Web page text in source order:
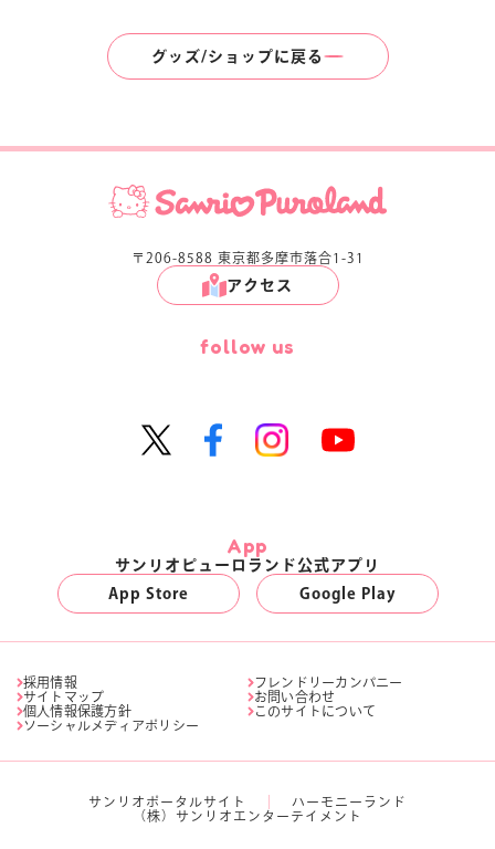
グッズ/ショップに戻る
〒206-8588 東京都多摩市落合1-31
アクセス
follow us
App
サンリオピューロランド公式アプリ
App Store
Google Play
採用情報
フレンドリーカンパニー
サイトマップ
お問い合わせ
個人情報保護方針
このサイトについて
ソーシャルメディアポリシー
サンリオポータルサイト
ハーモニーランド
（株）サンリオエンターテイメント